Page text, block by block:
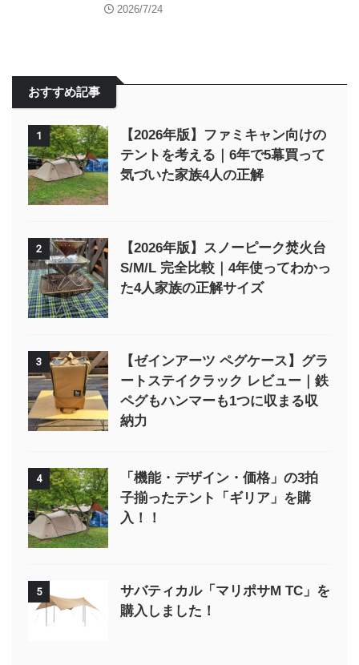
2026/7/24
おすすめ記事
1
【2026年版】ファミキャン向けの
テントを考える｜6年で5幕買って
気づいた家族4人の正解
2
【2026年版】スノーピーク焚火台
S/M/L 完全比較｜4年使ってわかっ
た4人家族の正解サイズ
3
【ゼインアーツ ペグケース】グラ
ートステイクラック レビュー｜鉄
ペグもハンマーも1つに収まる収
納力
4
「機能・デザイン・価格」の3拍
子揃ったテント「ギリア」を購
入！！
5
サバティカル「マリポサM TC」を
購入しました！